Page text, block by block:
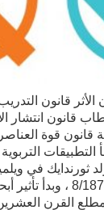
قانون
قانون انتشار
قانون قوة
التطبيقات
ثورندايك في
ماساشوستسفي 31 /8/1874
مطلع القرن